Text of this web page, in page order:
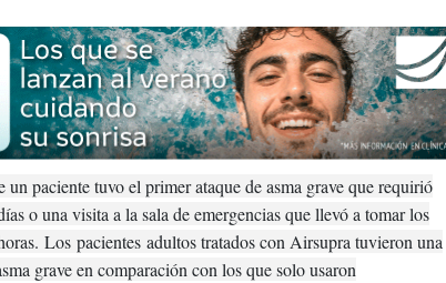
paciente tuvo el primer ataque de asma grave que requirió
o una visita a la sala de emergencias que llevó a tomar los
Los pacientes adultos tratados con Airsupra tuvieron una
grave en comparación con los que solo usaron